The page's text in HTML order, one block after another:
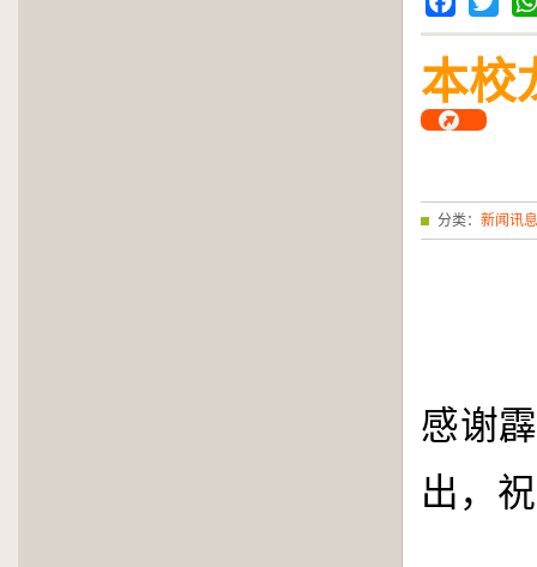
Facebook
Twitter
本校
分类： 新闻讯息
感谢
出，